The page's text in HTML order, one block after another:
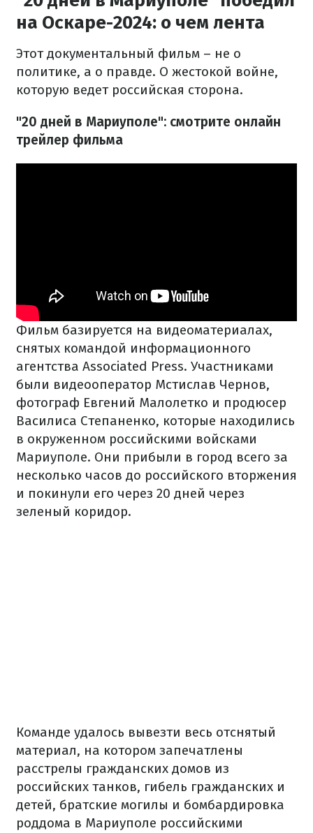
на Оскаре-2024: о чем лента
Этот документальный фильм – не о
политике, а о правде. О жестокой войне,
которую ведет российская сторона.
"20 дней в Мариуполе": смотрите онлайн
трейлер фильма
Фильм базируется на видеоматериалах,
снятых командой информационного
агентства Associated Press. Участниками
были видеооператор Мстислав Чернов,
фотограф Евгений Малолетко и продюсер
Василиса Степаненко, которые находились
в окруженном российскими войсками
Мариуполе. Они прибыли в город всего за
несколько часов до российского вторжения
и покинули его через 20 дней через
зеленый коридор.
Команде удалось вывезти весь отснятый
материал, на котором запечатлены
расстрелы гражданских домов из
российских танков, гибель гражданских и
детей, братские могилы и бомбардировка
роддома в Мариуполе российскими